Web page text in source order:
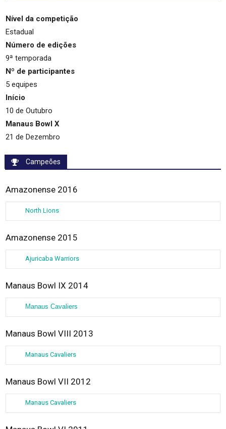
Nível da competição
Estadual
Número de edições
9ª temporada
Nº de participantes
5 equipes
Início
10 de Outubro
Manaus Bowl X
21 de Dezembro
Campeões
Amazonense 2016
North Lions
Amazonense 2015
Ajuricaba Warriors
Manaus Bowl IX 2014
Manaus Cavaliers
Manaus Bowl VIII 2013
Manaus Cavaliers
Manaus Bowl VII 2012
Manaus Cavaliers